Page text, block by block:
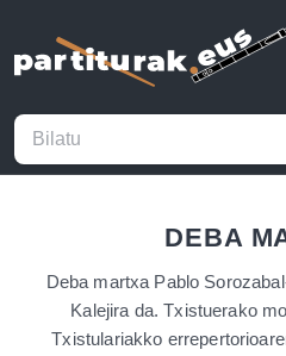
DEBA
Deba martxa Pablo
Kalejira da. Txistuerako
Txistulariakko